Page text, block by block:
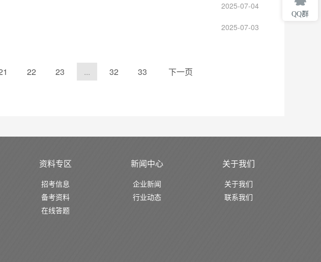
2025-07-04
2025-07-03
22 23 ... 32 33 下一页
QQ群
资料专区
招考信息
备考资料
在线答题
新闻中心
企业新闻
行业动态
关于我们
关于我们
联系我们